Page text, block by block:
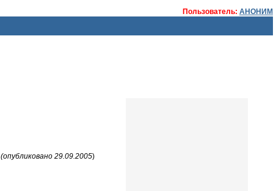
Пользователь: АНОНИМ
(опубликовано 29.09.2005)